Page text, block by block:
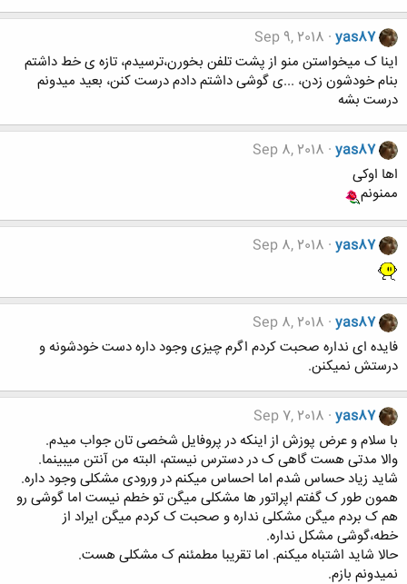
yas87
Sep 9, 2018
اینا ک میخواستن منو از پشت تلفن بخورن،ترسیدم، تازه ی خط داشتم
بنام خودشون زدن، ...ی گوشی داشتم دادم درست کنن، بعید میدونم
درست بشه
yas87
Sep 8, 2018
اها اوکی
ممنونم
yas87
Sep 8, 2018
yas87
Sep 8, 2018
فایده ای نداره صحبت کردم اگرم چیزی وجود داره دست خودشونه و
درستش نمیکنن.
yas87
Sep 7, 2018
با سلام و عرض پوزش از اینکه در پروفایل شخصی تان جواب میدم.
والا مدتی هست گاهی ک در دسترس نیستم، البته من آنتن میبینما.
شاید زیاد حساس شدم اما احساس میکنم در ورودی مشکلی وجود داره.
همون طور ک گفتم اپراتور ها مشکلی میگن تو خطم نیست اما گوشی رو
هم ک بردم میگن مشکلی نداره و صحبت ک کردم میگن ایراد از
خطه،گوشی مشکل نداره.
حالا شاید اشتباه میکنم. اما تقریبا مطمئنم ک مشکلی هست.
نمیدونم بازم.